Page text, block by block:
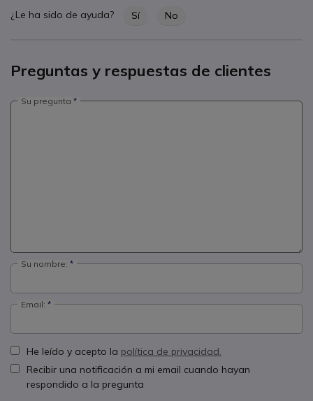
¿Le ha sido de ayuda?
Sí No
Preguntas y respuestas de clientes
Su pregunta
Su nombre:
Email:
He leído y acepto la política de privacidad.
Recibir una notificación a mi email cuando hayan
respondido a la pregunta